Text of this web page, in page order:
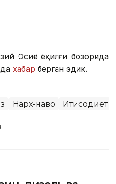
Осиё ёқилғи бозорида
хабар берган эдик.
Нарх-наво Иқтисодиёт